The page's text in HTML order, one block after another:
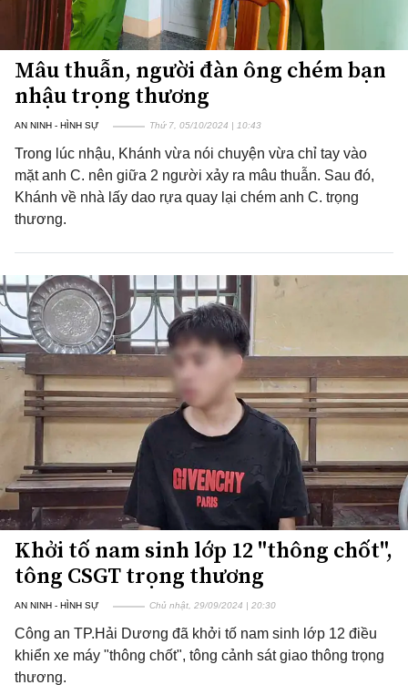
Mâu thuẫn, người đàn ông chém bạn
nhậu trọng thương
AN NINH - HÌNH SỰ Thứ 7, 05/10/2024 | 10:43
Trong lúc nhậu, Khánh vừa nói chuyện vừa chỉ tay vào
mặt anh C. nên giữa 2 người xảy ra mâu thuẫn. Sau đó,
Khánh về nhà lấy dao rựa quay lại chém anh C. trọng
thương.
Khởi tố nam sinh lớp 12 "thông chốt",
tông CSGT trọng thương
AN NINH - HÌNH SỰ Chủ nhật, 29/09/2024 | 20:30
Công an TP.Hải Dương đã khởi tố nam sinh lớp 12 điều
khiển xe máy "thông chốt", tông cảnh sát giao thông trọng
thương.